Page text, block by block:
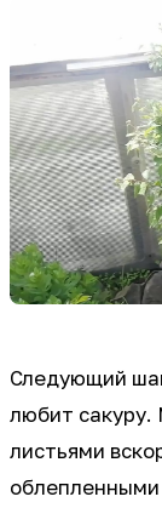
Следующий
любит сакуру.
листьями